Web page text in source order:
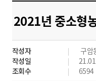
2021년 중소형
작성자
구암
작성일
조회수
6594